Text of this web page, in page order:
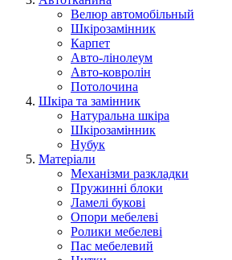
Велюр автомобільный
Шкірозамінник
Карпет
Авто-лінолеум
Авто-ковролін
Потолочина
Шкіра та замінник
Натуральна шкіра
Шкірозамінник
Нубук
Матеріали
Механізми разкладки
Пружинні блоки
Ламелі букові
Опори мебелеві
Ролики мебелеві
Пас мебелевий